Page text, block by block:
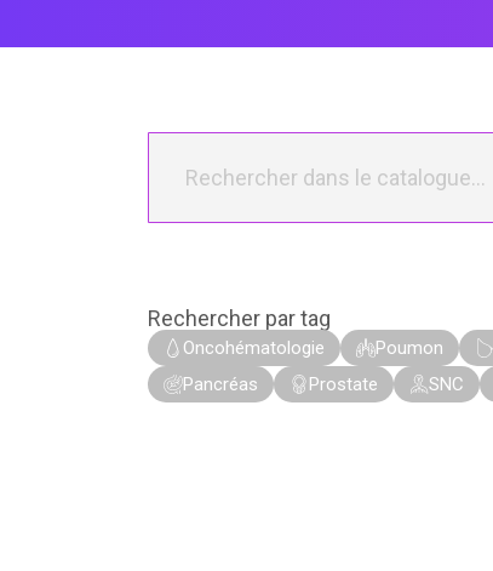
Rechercher par tag
Oncohématologie Poumon
Pancréas
Prostate SNC